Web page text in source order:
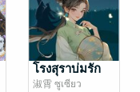
โรงสุราบ่มรัก
淑霄 ซูเซียว